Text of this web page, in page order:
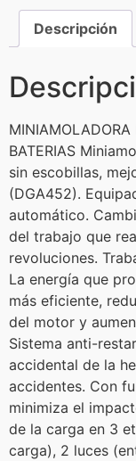
Descripción
BATERIAS
sin escobillas,
(DGA452).
automático.
del trabajo que
revoluciones.
La energía que
más eficiente,
del motor y
Sistema anti-
accidental de la
accidentes. Con
minimiza el
de la carga en 3
carga), 2 luces